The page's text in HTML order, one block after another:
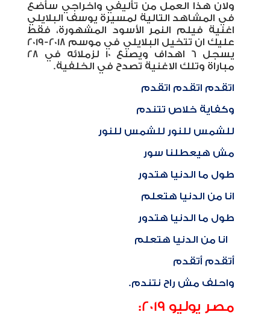
ولان هذا العمل من تأليفي واخراجي سأضع
في المشاهد التالية لمسيرة يوسف البلايلي
اغنية فيلم النمر الأسود المشهورة، فقط
عليك ان تتخيل البلايلي في موسم 2018-2019
يسجل 6 اهداف ويصنع 10 لزملائه في 28
مباراة وتلك الاغنية تصدح في الخلفية.
اتقدم اتقدم اتقدم
وكفاية خلاص تتندم
للشمس للنور للشمس للنور
مش هيعطلنا سور
طول ما الدنيا هتدور
انا من الدنيا هتعلم
طول ما الدنيا هتدور
انا من الدنيا هتعلم
أتقدم أتقدم
واحلف مش راح نتندم.
مصر يوليو 2019: